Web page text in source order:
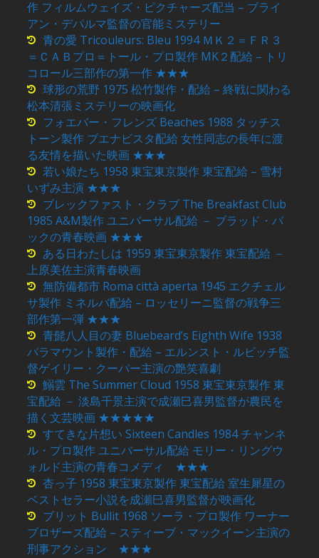
作 フィルムウェイズ・ピクチャーズ配当 – ブライ
アン・デパルマ監督の官能ミステリー
青の愛 Tricouleurs: Bleu 1994 ＭＫ２＝ＦＲ３
＝ＣＡＢプロ＝トール・プロ製作 MK２配給 – トリ
コロール三部作の第一作 ★★★
球形の荒野 1975 松竹製作・配給 – 終戦に関わる
松本清張ミステリーの映画化
フォエバー・フレンズ Beaches 1988 タッチス
トーン製作 ブエナビスタ配給 女性同志の長年に渡
る友情を描いた映画 ★★★
若い娘たち 1958 東宝東京製作 東宝配給 – 雪村
いずみ主演 ★★★
ブレックファスト・クラブ The Breakfast Club
1985 A&M製作 ユニバーサル配給 － ブラッド・パ
ックの青春映画 ★★★
ある日わたしは 1959 東宝東京製作 東宝配給 －
上原美佐主演青春映画
無防備都市 Roma città aperta 1945 エクチェル
サ製作 ミネルバ配給 – ロッセリーニ監督の戦争三
部作第一弾 ★★★
青髭八人目の妻 Bluebeard’s Eighth Wife 1938
パラマウント製作・配給 – エルンスト・ルビッチ監
督ゲイリー・クーパー主演の艶笑喜劇
鰯雲 The Summer Cloud 1958 東宝東京製作 東
宝配給 － 淡島千景主演で成瀬巳喜男監督が農民を
描く文芸映画 ★★★★★
すてきな片想い Sixteen Candles 1984 チャンネ
ル・プロ製作 ユニバーサル配給 モリー・リングウ
ォルド主演の青春コメディ ★★★
杏っ子 1958 東宝東京製作 東宝配給 室生犀星の
ベストセラー小説を成瀬巳喜男監督が映画化
ブリット Bullit 1968 ソーラ・プロ製作 ワーナー
ブロザーズ配給 – スティーブ・マックイーン主演の
刑事アクション ★★★